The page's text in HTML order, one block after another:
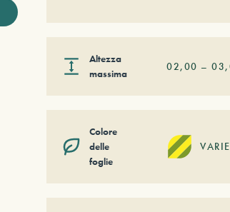
Altezza
massima
02,00 –
Colore
delle
foglie